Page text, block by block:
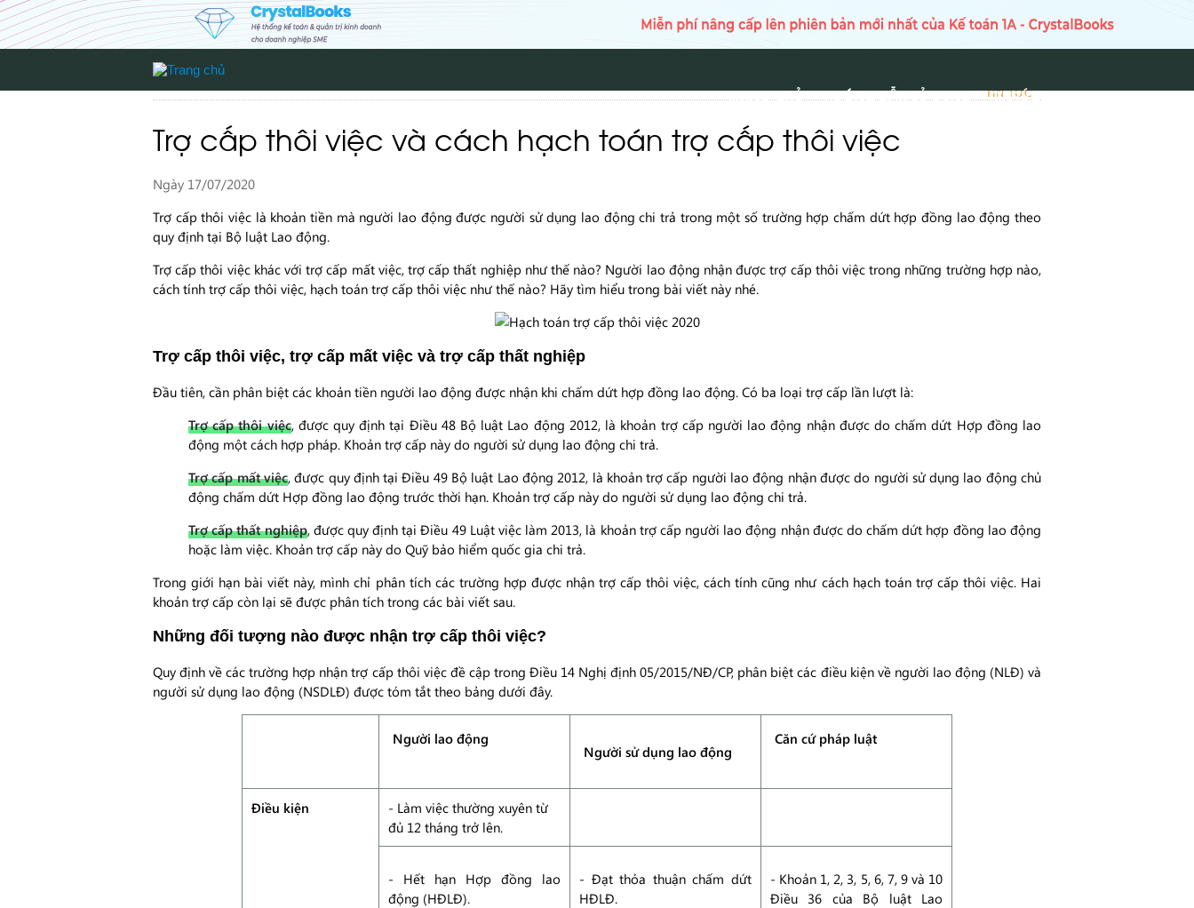
TRANG CHỦ HƯỚNG DẪN SỬ DỤNG TIN TỨC
TIN TỨC
Trợ cấp thôi việc và cách hạch toán trợ cấp thôi việc
Ngày 17/07/2020
Trợ cấp thôi việc là khoản tiền mà người lao động được người sử dụng lao động chi trả trong một số trường hợp chấm dứt hợp đồng lao động theo
quy định tại Bộ luật Lao động.
Trợ cấp thôi việc khác với trợ cấp mất việc, trợ cấp thất nghiệp như thế nào? Người lao động nhận được trợ cấp thôi việc trong những trường hợp nào,
cách tính trợ cấp thôi việc, hạch toán trợ cấp thôi việc như thế nào? Hãy tìm hiểu trong bài viết này nhé.
Trợ cấp thôi việc, trợ cấp mất việc và trợ cấp thất nghiệp
Đầu tiên, cần phân biệt các khoản tiền người lao động được nhận khi chấm dứt hợp đồng lao động. Có ba loại trợ cấp lần lượt là:
Trợ cấp thôi việc, được quy định tại Điều 48 Bộ luật Lao động 2012, là khoản trợ cấp người lao động nhận được do chấm dứt Hợp đồng lao
động một cách hợp pháp. Khoản trợ cấp này do người sử dụng lao động chi trả.
Trợ cấp mất việc, được quy định tại Điều 49 Bộ luật Lao động 2012, là khoản trợ cấp người lao động nhận được do người sử dụng lao động chủ
động chấm dứt Hợp đồng lao động trước thời hạn. Khoản trợ cấp này do người sử dụng lao động chi trả.
Trợ cấp thất nghiệp, được quy định tại Điều 49 Luật việc làm 2013, là khoản trợ cấp người lao động nhận được do chấm dứt hợp đồng lao động
hoặc làm việc. Khoản trợ cấp này do Quỹ bảo hiểm quốc gia chi trả.
Trong giới hạn bài viết này, mình chỉ phân tích các trường hợp được nhận trợ cấp thôi việc, cách tính cũng như cách hạch toán trợ cấp thôi việc. Hai
khoản trợ cấp còn lại sẽ được phân tích trong các bài viết sau.
Những đối tượng nào được nhận trợ cấp thôi việc?
Quy định về các trường hợp nhận trợ cấp thôi việc đề cập trong Điều 14 Nghị định 05/2015/NĐ/CP, phân biệt các điều kiện về người lao động (NLĐ) và
người sử dụng lao động (NSDLĐ) được tóm tắt theo bảng dưới đây.
Người lao động
Người sử dụng lao động
Căn cứ pháp luật
Điều kiện
- Làm việc thường xuyên từ
đủ 12 tháng trở lên.
- Hết hạn Hợp đồng lao
động (HĐLĐ).
- Đạt thỏa thuận chấm dứt
HĐLĐ.
- Khoản 1, 2, 3, 5, 6, 7, 9 và 10
Điều 36 của Bộ luật Lao